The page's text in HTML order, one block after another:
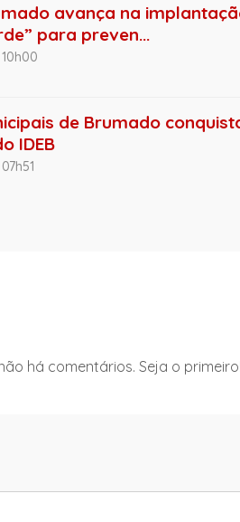
avança na
para preven...
de Brumado
IDEB
há comentários. Seja o primeiro!